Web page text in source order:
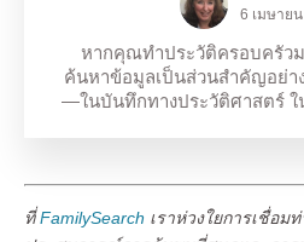
6 เมษาย
หากคุณทําประวัติครอบครัว
ค้นหาข้อมูลเป็นส่วนสําคัญอย่า
—ในบันทึกทางประวัติศาสตร์
ที่FamilySearch เราห่วงใยการเชื่อม